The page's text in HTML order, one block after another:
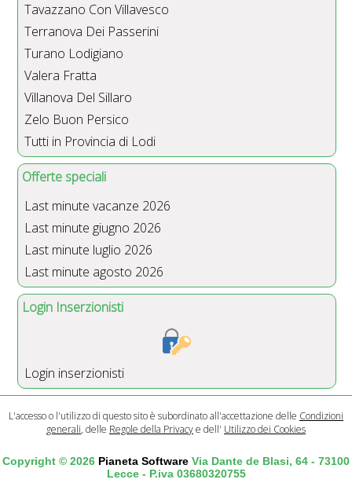
Tavazzano Con Villavesco
Terranova Dei Passerini
Turano Lodigiano
Valera Fratta
Villanova Del Sillaro
Zelo Buon Persico
Tutti in Provincia di Lodi
Offerte speciali
Last minute vacanze 2026
Last minute giugno 2026
Last minute luglio 2026
Last minute agosto 2026
Login Inserzionisti
Login inserzionisti
L'accesso o l'utilizzo di questo sito è subordinato all'accettazione delle Condizioni
generali, delle Regole della Privacye dell' Utilizzo dei Cookies
Copyright © 2026 Pianeta Software Via Dante de Blasi, 64 - 73100
Lecce - P.iva 03680320755